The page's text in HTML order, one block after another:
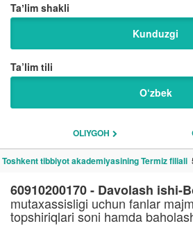
Taʼlim shakli
Kunduzgi
Ta’lim tili
O‘zbek
OLIYGOH
Toshkent tibbiyot akademiyasining Termiz filiali
60910200170 - Davolash ishi-
mutaxassisligi uchun fanlar
topshiriqlari soni hamda